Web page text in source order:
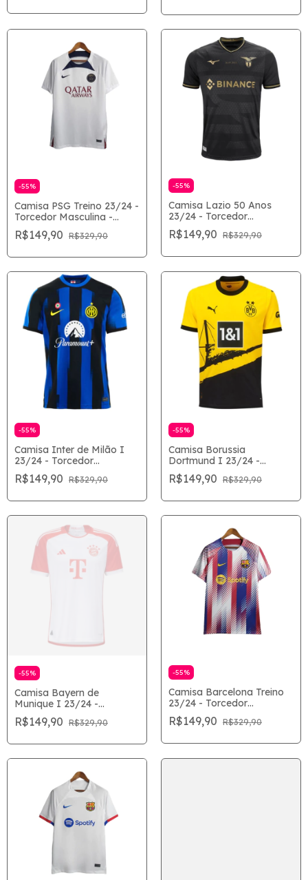
-55%
Camisa PSG Treino 23/24 -
Torcedor Masculina -
Branco
R$149,90 R$329,90
-55%
Camisa Lazio 50 Anos
23/24 - Torcedor
Masculina - Preto
R$149,90 R$329,90
-55%
Camisa Inter de Milão I
23/24 - Torcedor
Masculina - Azul
R$149,90 R$329,90
-55%
Camisa Borussia
Dortmund I 23/24 -
Torcedor Masculina -
Amarelo
R$149,90 R$329,90
-55%
Camisa Bayern de
Munique I 23/24 -
Torcedor Masculina -
Branco
R$149,90 R$329,90
-55%
Camisa Barcelona Treino
23/24 - Torcedor
Masculina - Branco
R$149,90 R$329,90